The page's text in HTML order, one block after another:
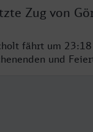
Zug von
fährt um
und